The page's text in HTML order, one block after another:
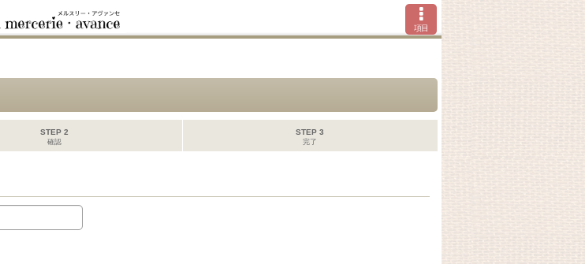
項目
STEP 2
確認
STEP 3
完了